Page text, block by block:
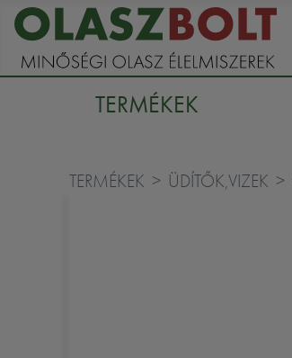
TERMÉKEK
TERMÉKEK ÜDÍTŐK,VIZEK